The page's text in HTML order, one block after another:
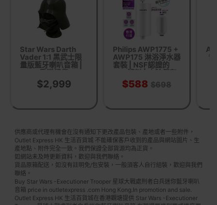
Star Wars Darth
Vader 1:1 黑武士限
量版藍牙喇叭音箱 |
香港行貨
$2,999
Philips AWP1775 +
AWP175 淋浴淨水器
套裝 | NSF認證的
KDF濾料 | 去除氯和
雜質 | 香港行貨
$588 $698
供應商或代理有機會在沒有通知下更改產品包裝、產地或者一些附件，
Outlet Express HK 生活百貨城 不能確保客戶收到的產品與網站圖片、生
產地點、附件完全一致。我們保證全部貨源均為正貨。
如網站未及時更新資料，歡迎與我們聯絡。
貨品原箱配送，如沒有註明免/包安裝，一般須客人自行組裝，歡迎與我們
聯絡。
Buy Star Wars -Executioner Trooper 星球大戰處刑者白兵迷你藍牙喇叭
音箱 price in outletexpress .com Hong Kong.In promotion and sale.
Outlet Express HK 生活百貨城在香港觀塘提供 Star Wars -Executioner